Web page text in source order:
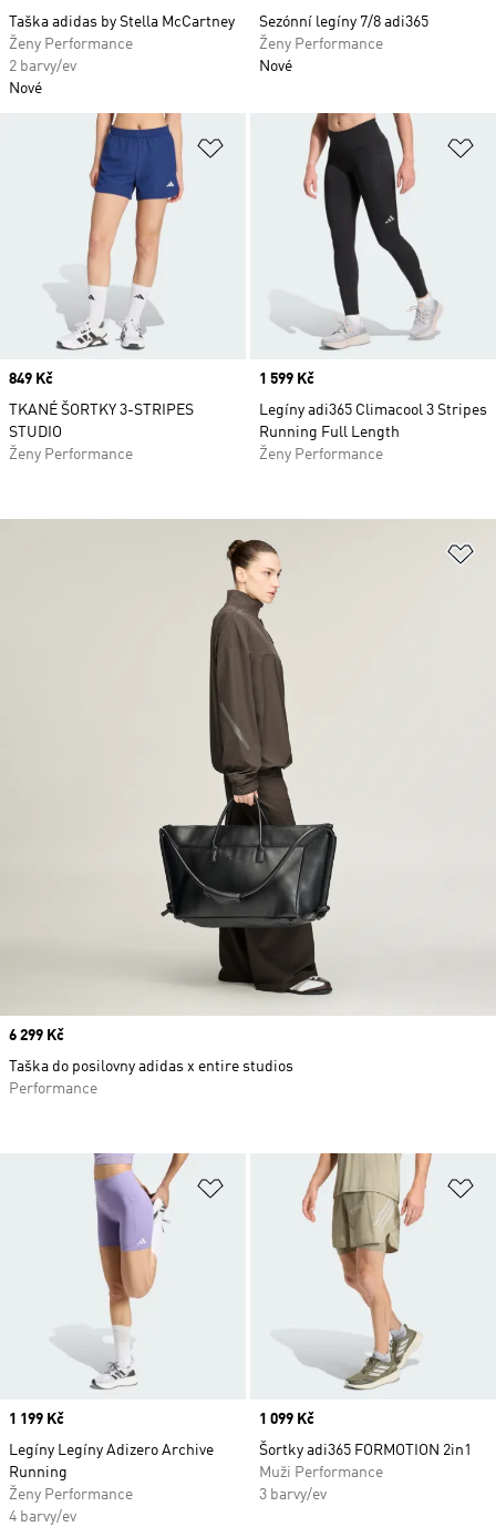
Taška adidas by Stella McCartney
Ženy Performance
2 barvy/ev
Nové
Sezónní legíny 7/8 adi365
Ženy Performance
Nové
Přidat do seznamu přání
Price
849 Kč
TKANÉ ŠORTKY 3-STRIPES
STUDIO
Ženy Performance
Price
1 599 Kč
Legíny adi365 Climacool 3 Stripes
Running Full Length
Ženy Performance
Přidat do seznamu přání
Price
1 199 Kč
Legíny Legíny Adizero Archive
Running
Ženy Performance
4 barvy/ev
Price
1 099 Kč
Šortky adi365 FORMOTION 2in1
Muži Performance
3 barvy/ev
Price
6 299 Kč
Taška do posilovny adidas x entire studios
Performance